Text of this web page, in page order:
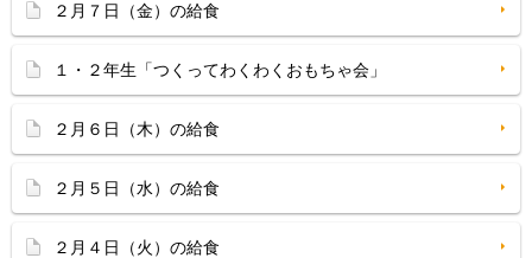
２月７日（金）の給食
１・２年生「つくってわくわくおもちゃ会」
２月６日（木）の給食
２月５日（水）の給食
２月４日（火）の給食